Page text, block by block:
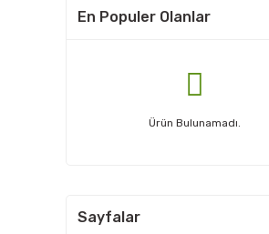
En Populer Olanlar
Ürün Bulunamadı.
Sayfalar